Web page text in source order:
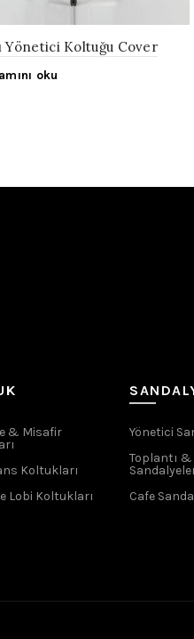
Yönetici Koltuğu Cover
oku
& Misafir
Koltukları
Lobi Koltukları
Yönetici
Toplantı &
Cafe